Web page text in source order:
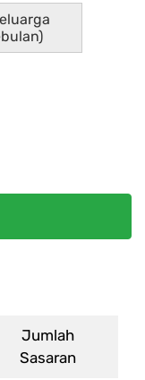
Jumlah
Sasaran